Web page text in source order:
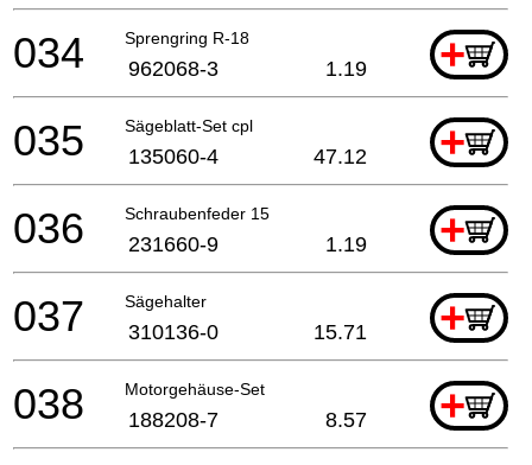
Sprengring R-18 +
034 962068-3 1.19
Sägeblatt-Set cpl +
035 135060-4 47.12
Schraubenfeder 15 +
036 231660-9 1.19
Sägehalter +
037 310136-0 15.71
Motorgehäuse-Set +
038 188208-7 8.57